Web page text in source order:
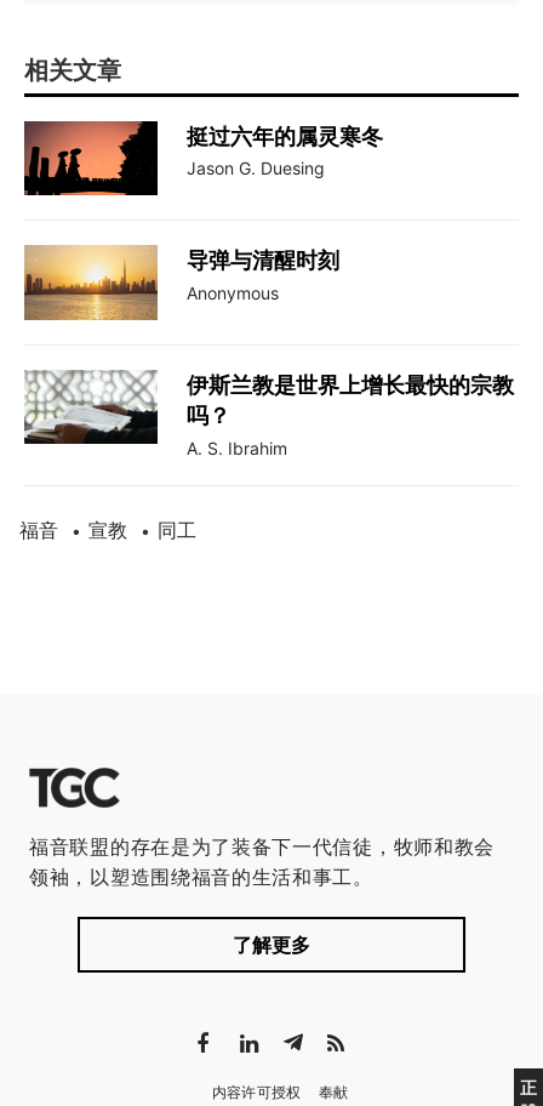
相关文章
挺过六年的属灵寒冬
Jason G. Duesing
导弹与清醒时刻
Anonymous
伊斯兰教是世界上增长最快的宗教
吗？
A. S. Ibrahim
福音 • 宣教 • 同工
正
福音联盟的存在是为了装备下一代信徒，牧师和教会
领袖，以塑造围绕福音的生活和事工。
了解更多
内容许可授权 奉献